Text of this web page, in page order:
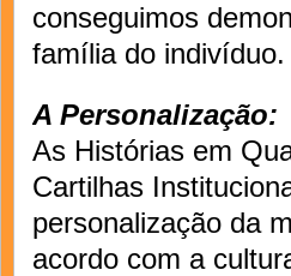
conseguimos
família do indivíduo.
A Personalização:
As Histórias em
Cartilhas
personalização da
acordo com a